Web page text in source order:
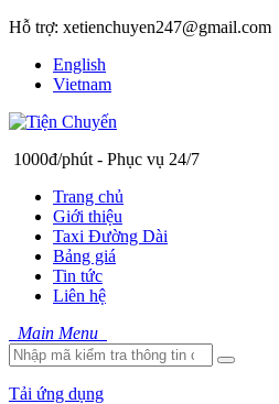
Hỗ trợ: xetienchuyen247@gmail.com
English
Vietnam
1000đ/phút - Phục vụ 24/7
Trang chủ
Giới thiệu
Taxi Đường Dài
Bảng giá
Tin tức
Liên hệ
Main Menu
Tải ứng dụng